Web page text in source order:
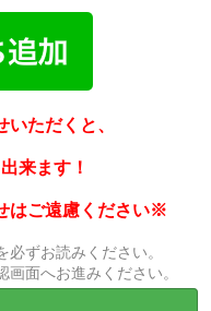
ただくと、
来ます！
はご遠慮ください※
必ずお読みください。
画面へお進みください。